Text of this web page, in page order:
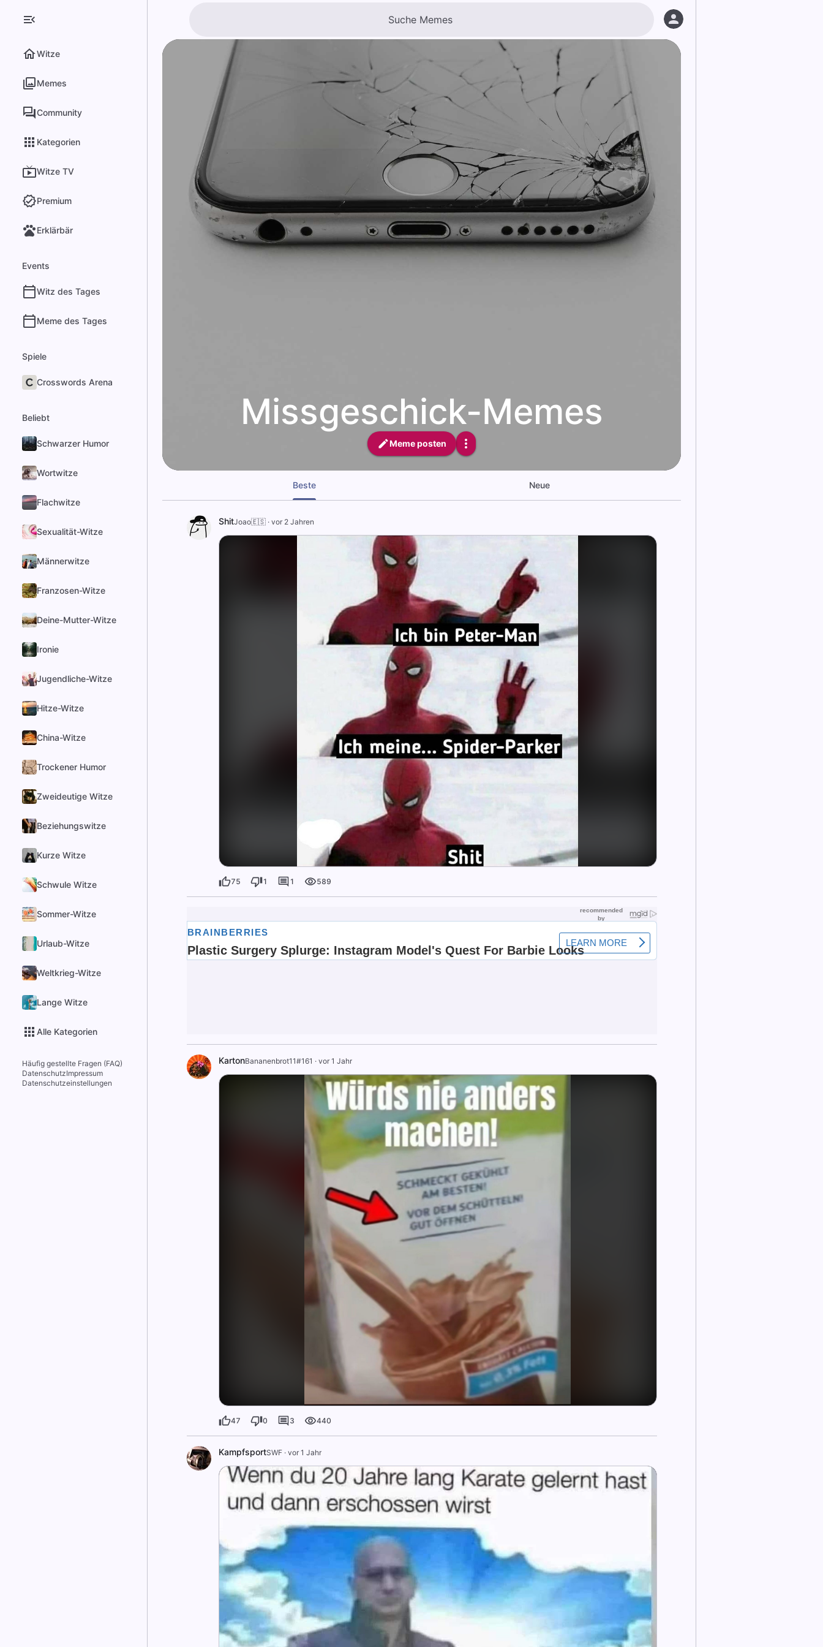
Witze
Memes
Community
Kategorien
Witze TV
Premium
Erklärbär
Events
Witz des Tages
Meme des Tages
Spiele
Crosswords Arena
Beliebt
Schwarzer Humor
Wortwitze
Flachwitze
Sexualität-Witze
Männerwitze
Franzosen-Witze
Deine-Mutter-Witze
Ironie
Jugendliche-Witze
Hitze-Witze
China-Witze
Trockener Humor
Zweideutige Witze
Beziehungswitze
Kurze Witze
Schwule Witze
Sommer-Witze
Urlaub-Witze
Weltkrieg-Witze
Lange Witze
Alle Kategorien
Häufig gestellte Fragen (FAQ)
DatenschutzImpressum
Datenschutzeinstellungen
Missgeschick-Memes
Meme posten
Beste Neue
ShitJoao🇪🇸· vor 2 Jahren
75 1 1 589
KartonBananenbrot11#161 · vor 1 Jahr
47 0 3 440
KampfsportSWF· vor 1 Jahr